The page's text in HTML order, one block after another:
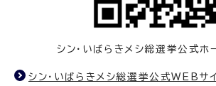
シン・いばらきメシ総選挙公式ホ
シン・いばらきメシ総選挙公式WEBサ